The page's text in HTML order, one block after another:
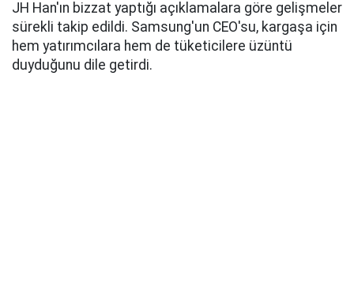
JH Han'ın bizzat yaptığı açıklamalara göre gelişmeler
sürekli takip edildi. Samsung'un CEO'su, kargaşa için
hem yatırımcılara hem de tüketicilere üzüntü
duyduğunu dile getirdi.